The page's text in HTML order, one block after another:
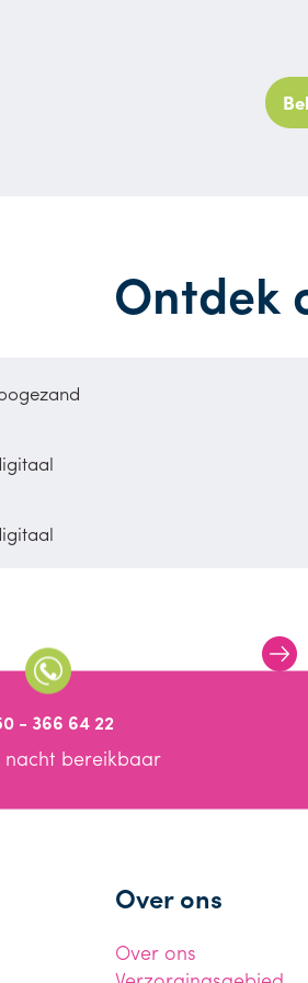
Ontdek
- 366 64 22
nacht bereikbaar
Over ons
Over ons